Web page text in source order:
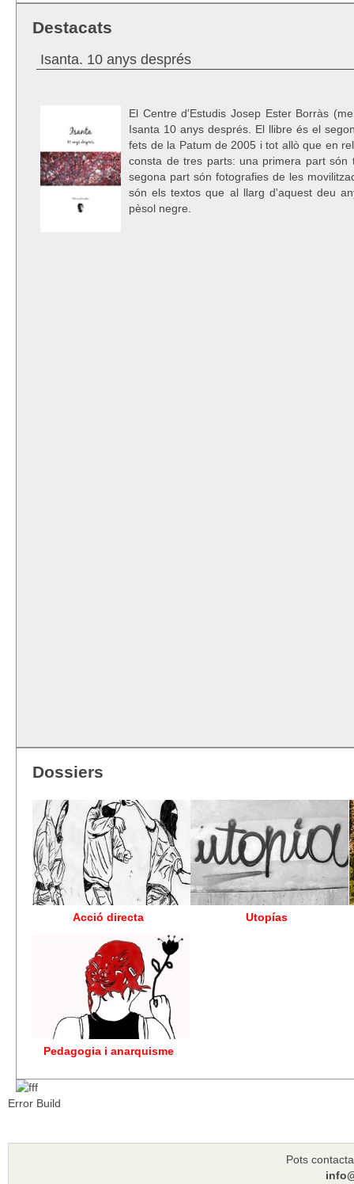
Destacats
Isanta. 10 anys després
El Centre d'Estudis Josep Ester Borràs
Isanta 10 anys després. El llibre és el
fets de la Patum de 2005 i tot allò que en
consta de tres parts: una primera part
segona part són fotografies de les
són els textos que al llarg d'aquest deu
pèsol negre.
Dossiers
Acció directa Utopías
Pedagogia i anarquisme
Error Build
Pots